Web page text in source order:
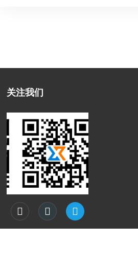
关注我们
扫一扫 公众号
  